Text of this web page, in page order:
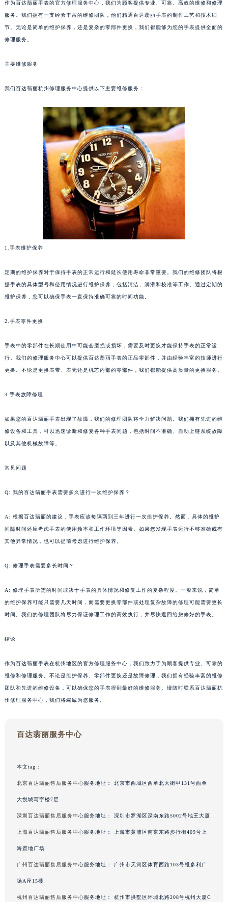
作为百达翡丽手表的官方修理服务中心，我们为顾客提供专业、可靠、高效的维修和修理
服务。我们拥有一支经验丰富的维修团队，他们精通百达翡丽手表的制作工艺和技术细
节。无论是简单的维护保养，还是复杂的零部件更换，我们都能够为您的手表提供全面的
修理服务。
主要维修服务
我们百达翡丽杭州修理服务中心提供以下主要维修服务：
1.手表维护保养
定期的维护保养对于保持手表的正常运行和延长使用寿命非常重要。我们的维修团队将根
据手表的具体型号和使用情况进行维护保养，包括清洁、润滑和校准等工作。通过定期的
维护保养，您可以确保手表一直保持准确可靠的时间功能。
2.手表零件更换
手表中的零部件在长期使用中可能会磨损或损坏，需要及时更换才能保持手表的正常运
行。我们的修理服务中心可以提供百达翡丽手表的正品零部件，并由经验丰富的技师进行
更换。不论是更换表带、表壳还是机芯内部的零部件，我们都能提供高质量的更换服务。
3.手表故障修理
如果您的百达翡丽手表出现了故障，我们的修理团队将全力解决问题。我们拥有先进的维
修设备和工具，可以迅速诊断和修复各种手表问题，包括时间不准确、自动上链系统故障
以及其他机械故障等。
常见问题
Q: 我的百达翡丽手表需要多久进行一次维护保养？
A: 根据百达翡丽的建议，手表应该每隔两到三年进行一次维护保养。然而，具体的维护
间隔时间还应考虑手表的使用频率和工作环境等因素。如果您发现手表运行不够准确或有
其他异常情况，也可以提前考虑进行维护保养。
Q: 修理手表需要多长时间？
A: 修理手表所需的时间取决于手表的具体情况和修复工作的复杂程度。一般来说，简单
的维护保养可能只需要几天时间，而需要更换零部件或处理复杂故障的修理可能需要更长
时间。我们的修理团队将尽力保证修理工作的高效执行，并尽快返回给您修好的手表。
结论
作为百达翡丽手表在杭州地区的官方修理服务中心，我们致力于为顾客提供专业、可靠的
维修和修理服务。不论是维护保养、零部件更换还是故障修理，我们拥有经验丰富的维修
团队和先进的维修设备，可以确保您的手表得到最好的维修服务。请随时联系百达翡丽杭
州修理服务中心，我们将竭诚为您服务。
百达翡丽服务中心
本文tag：
北京百达翡丽售后服务中心服务地址： 北京市西城区西单北大街甲131号西单
大悦城写字楼7层
深圳百达翡丽售后服务中心服务地址： 深圳市罗湖区深南东路5002号地王大厦
上海百达翡丽售后服务中心服务地址： 上海市黄浦区南京东路步行街409号上
海置地广场
广州百达翡丽售后服务中心服务地址： 广州市天河区体育西路103号维多利广
场A座15楼
杭州百达翡丽售后服务中心服务地址： 杭州市拱墅区环城北路208号杭州大厦C